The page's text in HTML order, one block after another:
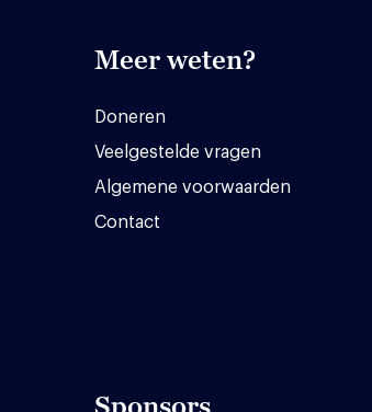
Meer weten?
Doneren
Veelgestelde vragen
Algemene voorwaarden
Contact
Sponsors